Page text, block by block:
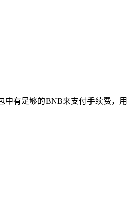
中有足够的BNB来支付手续费，用